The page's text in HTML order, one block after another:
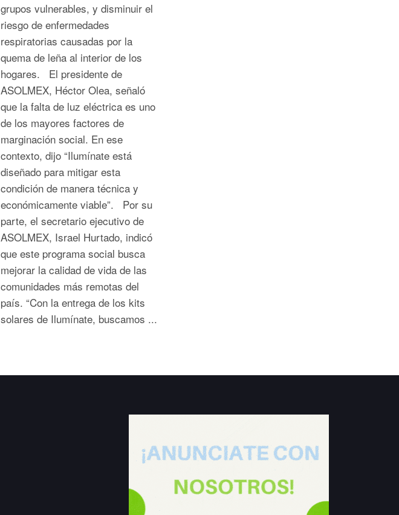
grupos vulnerables, y disminuir el
riesgo de enfermedades
respiratorias causadas por la
quema de leña al interior de los
hogares. El presidente de
ASOLMEX, Héctor Olea, señaló
que la falta de luz eléctrica es uno
de los mayores factores de
marginación social. En ese
contexto, dijo “Ilumínate está
diseñado para mitigar esta
condición de manera técnica y
económicamente viable”. Por su
parte, el secretario ejecutivo de
ASOLMEX, Israel Hurtado, indicó
que este programa social busca
mejorar la calidad de vida de las
comunidades más remotas del
país. “Con la entrega de los kits
solares de Ilumínate, buscamos ...